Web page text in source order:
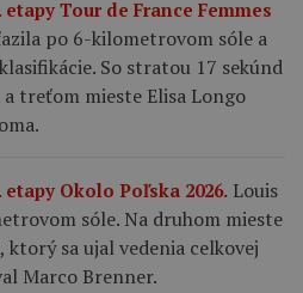
etapy Tour de France Femmes
po 6-kilometrovom sóle a
So stratou 17 sekúnd
treťom mieste Elisa Longo
etapy Okolo Poľska 2026. Louis
sóle. Na druhom mieste
sa ujal vedenia celkovej
Marco Brenner.